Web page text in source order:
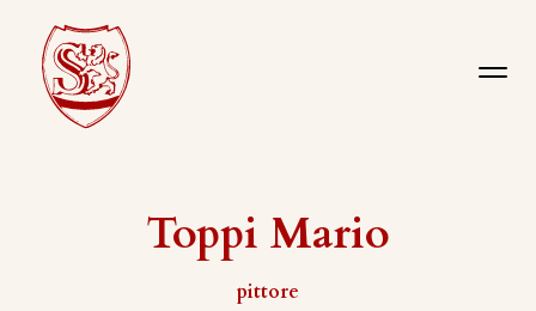
Toppi Mario
pittore